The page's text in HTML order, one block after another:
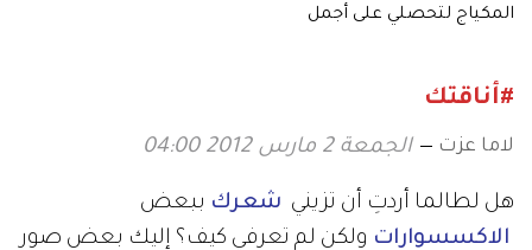
المكياج لتحصلي على أجمل
#أناقتك
لاما عزت الجمعة 2 مارس 2012 04:00
هل لطالما أردتِ أن تزيني شعرك ببعض
الاكسسوارات ولكن لم تعرفي كيف؟ إليك بعض صور